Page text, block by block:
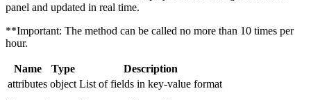
panel and updated in real time.
**Important: The method can be called no more than 10 times per
hour.
Name Type
Description
attributes object List of fields in key-value format